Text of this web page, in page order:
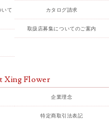
いて
カタログ請求
取扱店募集についてのご案内
Xing Flower
企業理念
特定商取引法表記